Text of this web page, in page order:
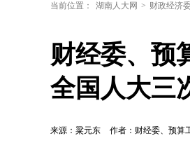
当前位置： 湖南人大网 > 财政经济
财经委、预
全国人大三
来源：粱元东 作者：财经委、预算